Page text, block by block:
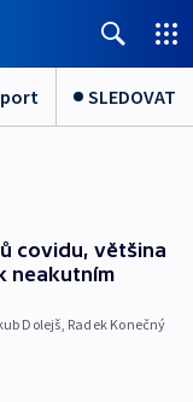
SLEDOVAT
covidu, většina
neakutním
Dolejš, Radek Konečný